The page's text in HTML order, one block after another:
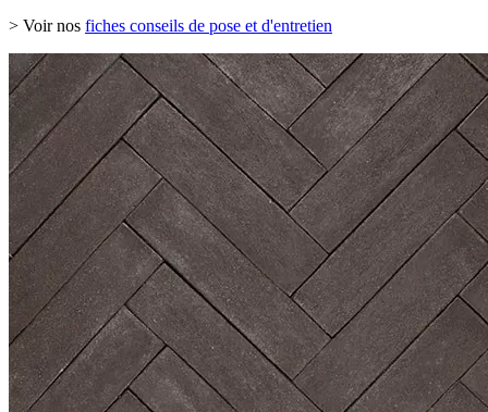
> Voir nos fiches conseils de pose et d'entretien